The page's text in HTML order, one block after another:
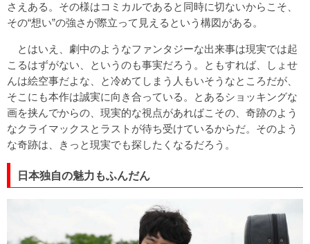
さえある。その様はコミカルであると同時に切ないからこそ、
その“想い”の強さが際立って見えるという構図がある。
とはいえ、劇中のようなファンタジーな出来事は現実では起
こるはずがない、というのも事実だろう。ともすれば、しょせ
んは絵空事だよな、と冷めてしまう人もいそうなところだが、
そこにも本作は誠実に向き合っている。とあるショッキングな
画を挟んでからの、現実的な視点があればこその、奇跡のよう
なクライマックスとラストが待ち受けているからだ。そのよう
な奇跡は、きっと現実でも探したくなるだろう。
日本独自の魅力もふんだん